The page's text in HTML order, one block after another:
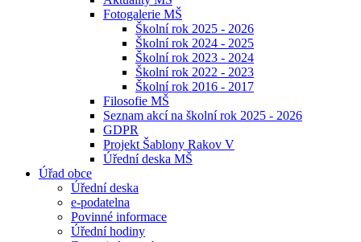
Fotogalerie MŠ
Školní rok 2025 - 2026
Školní rok 2024 - 2025
Školní rok 2023 - 2024
Školní rok 2022 - 2023
Školní rok 2016 - 2017
Filosofie MŠ
Seznam akcí na školní rok 2025 - 2026
GDPR
Projekt Šablony Rakov V
Úřední deska MŠ
Úřad obce
Úřední deska
e-podatelna
Povinné informace
Úřední hodiny